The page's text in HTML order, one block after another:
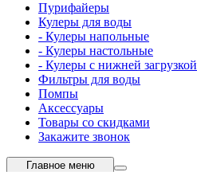
Пурифайеры
Кулеры для воды
- Кулеры напольные
- Кулеры настольные
- Кулеры с нижней загрузкой
Фильтры для воды
Помпы
Аксессуары
Товары со скидками
Закажите звонок
Главное меню